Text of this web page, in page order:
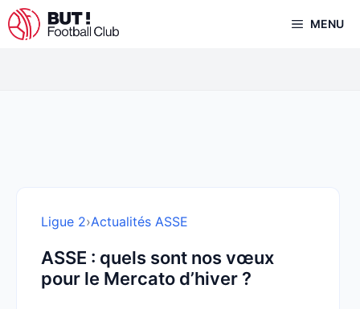
Aller
au
MENU
Ligue 2›Actualités ASSE
ASSE : quels sont nos vœux
pour le Mercato d’hiver ?